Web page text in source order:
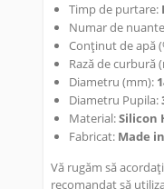
Timp de purtare:
Numar de
Conținut de apă
Rază de curbură
Diametru (mm):
Diametru Pupila:
Material:Silicon
Fabricat:Made
Vă rugăm să
recomandat să